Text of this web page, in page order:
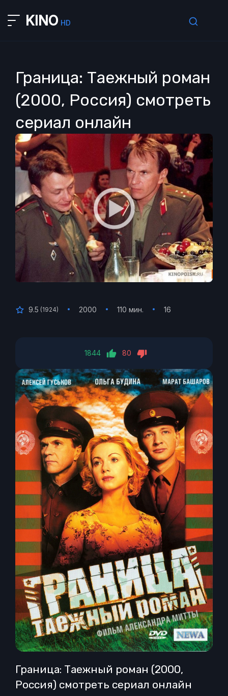
KINO HD
Граница: Таежный роман
(2000, Россия) смотреть
сериал онлайн
9.5 (1924) 2000 110 мин. 16
1844 80
Граница: Таежный роман (2000,
Россия) смотреть сериал онлайн